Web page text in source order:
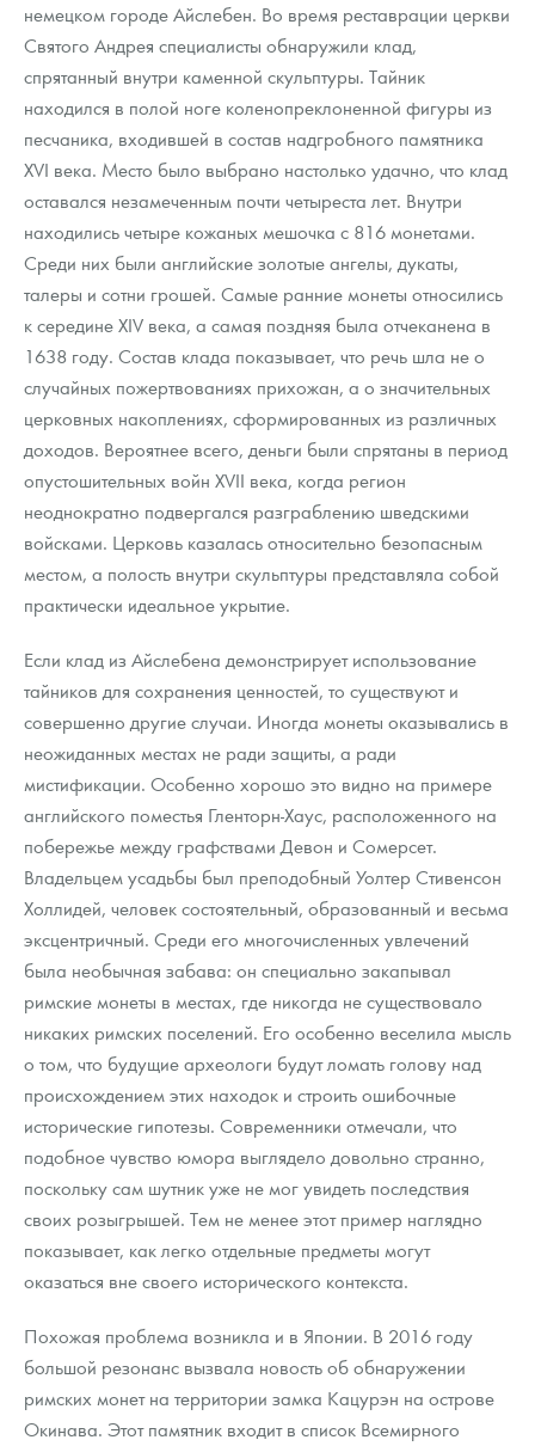
немецком городе Айслебен. Во время реставрации церкви
Святого Андрея специалисты обнаружили клад,
спрятанный внутри каменной скульптуры. Тайник
находился в полой ноге коленопреклоненной фигуры из
песчаника, входившей в состав надгробного памятника
XVI века. Место было выбрано настолько удачно, что клад
оставался незамеченным почти четыреста лет. Внутри
находились четыре кожаных мешочка с 816 монетами.
Среди них были английские золотые ангелы, дукаты,
талеры и сотни грошей. Самые ранние монеты относились
к середине XIV века, а самая поздняя была отчеканена в
1638 году. Состав клада показывает, что речь шла не о
случайных пожертвованиях прихожан, а о значительных
церковных накоплениях, сформированных из различных
доходов. Вероятнее всего, деньги были спрятаны в период
опустошительных войн XVII века, когда регион
неоднократно подвергался разграблению шведскими
войсками. Церковь казалась относительно безопасным
местом, а полость внутри скульптуры представляла собой
практически идеальное укрытие.
Если клад из Айслебена демонстрирует использование
тайников для сохранения ценностей, то существуют и
совершенно другие случаи. Иногда монеты оказывались в
неожиданных местах не ради защиты, а ради
мистификации. Особенно хорошо это видно на примере
английского поместья Гленторн-Хаус, расположенного на
побережье между графствами Девон и Сомерсет.
Владельцем усадьбы был преподобный Уолтер Стивенсон
Холлидей, человек состоятельный, образованный и весьма
эксцентричный. Среди его многочисленных увлечений
была необычная забава: он специально закапывал
римские монеты в местах, где никогда не существовало
никаких римских поселений. Его особенно веселила мысль
о том, что будущие археологи будут ломать голову над
происхождением этих находок и строить ошибочные
исторические гипотезы. Современники отмечали, что
подобное чувство юмора выглядело довольно странно,
поскольку сам шутник уже не мог увидеть последствия
своих розыгрышей. Тем не менее этот пример наглядно
показывает, как легко отдельные предметы могут
оказаться вне своего исторического контекста.
Похожая проблема возникла и в Японии. В 2016 году
большой резонанс вызвала новость об обнаружении
римских монет на территории замка Кацурэн на острове
Окинава. Этот памятник входит в список Всемирного